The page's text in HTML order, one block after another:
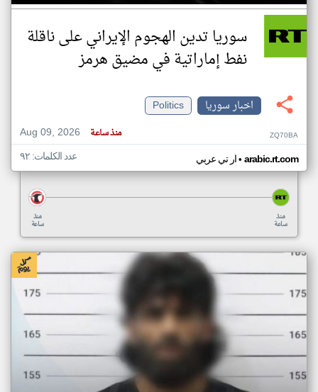
سوريا تدين الهجوم الإيراني على ناقلة
نفط إماراتية في مضيق هرمز
اخبار سوريا
Politics
Aug 09, 2026
منذ ساعة ZQ70BA
ار تي عربي• arabic.rt.com عدد الكلمات: ٩٢
منذ
ساعة
منذ
ساعة